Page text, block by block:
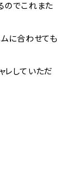
のでこれまた
に合わせても
レしていただ